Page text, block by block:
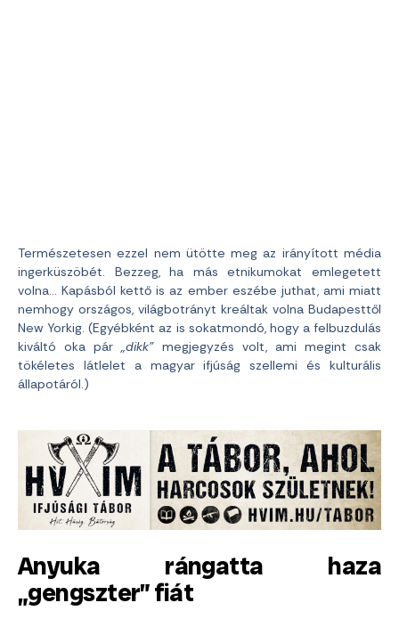
Természetesen ezzel nem ütötte meg az irányított média
ingerküszöbét. Bezzeg, ha más etnikumokat emlegetett
volna… Kapásból kettő is az ember eszébe juthat, ami miatt
nemhogy országos, világbotrányt kreáltak volna Budapesttől
New Yorkig. (Egyébként az is sokatmondó, hogy a felbuzdulás
kiváltó oka pár
„dikk”megjegyzés volt, ami megint csak
tökéletes látlelet a magyar ifjúság szellemi és kulturális
állapotáról.)
Anyuka rángatta haza
„gengszter” fiát